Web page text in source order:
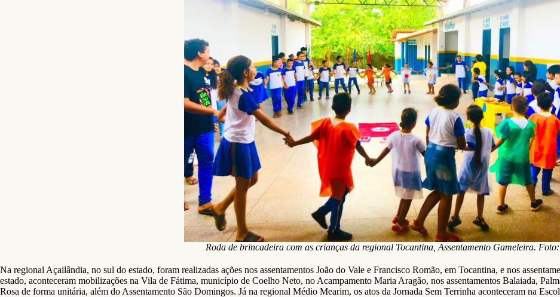
Roda de brincadeira com as crianças da regional Tocantina, Assentamento Gameleira.
Na regional Açailândia, no sul do estado, foram realizadas ações nos assentamentos João do Vale e Francisco Romão, em Tocantina, e nos
estado, aconteceram mobilizações na Vila de Fátima, município de Coelho Neto, no Acampamento Maria Aragão, nos assentamentos Balaiada,
Rosa de forma unitária, além do Assentamento São Domingos. Já na regional Médio Mearim, os atos da Jornada Sem Terrinha aconteceram na